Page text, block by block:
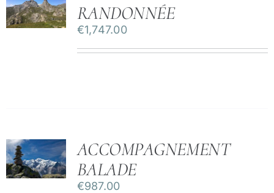
RANDONNÉE
€1,747.00
ACCOMPAGNEMENT
BALADE
€987.00